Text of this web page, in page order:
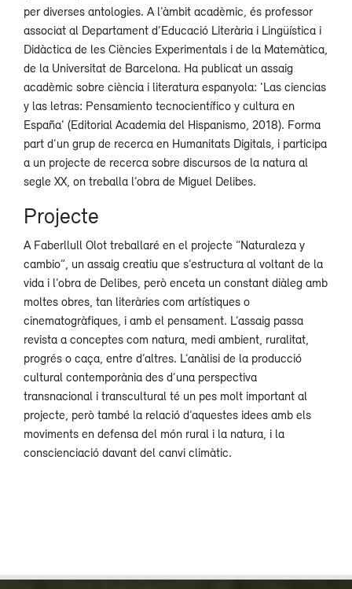
per diverses antologies. A l’àmbit acadèmic, és professor
associat al Departament d’Educació Literària i Lingüística i
Didàctica de les Ciències Experimentals i de la Matemàtica,
de la Universitat de Barcelona. Ha publicat un assaig
acadèmic sobre ciència i literatura espanyola: 'Las ciencias
y las letras: Pensamiento tecnocientífico y cultura en
España' (Editorial Academia del Hispanismo, 2018). Forma
part d’un grup de recerca en Humanitats Digitals, i participa
a un projecte de recerca sobre discursos de la natura al
segle XX, on treballa l’obra de Miguel Delibes.
Projecte
A Faberllull Olot treballaré en el projecte “Naturaleza y
cambio”, un assaig creatiu que s’estructura al voltant de la
vida i l’obra de Delibes, però enceta un constant diàleg amb
moltes obres, tan literàries com artístiques o
cinematogràfiques, i amb el pensament. L’assaig passa
revista a conceptes com natura, medi ambient, ruralitat,
progrés o caça, entre d’altres. L’anàlisi de la producció
cultural contemporània des d’una perspectiva
transnacional i transcultural té un pes molt important al
projecte, però també la relació d’aquestes idees amb els
moviments en defensa del món rural i la natura, i la
conscienciació davant del canvi climàtic.